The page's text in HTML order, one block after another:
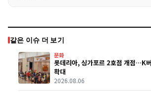
같은 이슈 더 보기
문화
롯데리아, 싱가포르 2호점 개점…K
확대
2026.08.06